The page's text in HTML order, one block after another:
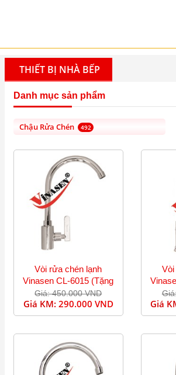
THIẾT BỊ NHÀ BẾP
Danh mục sản phẩm
Chậu Rửa Chén 492
Vòi rửa chén lạnh
Vinasen CL-6015 (Tặng
dây cấp)
Giá: 450.000 VND
Giá KM: 290.000 VND Giá